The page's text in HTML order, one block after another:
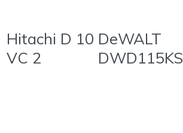
Hitachi D 10
VC 2
DeWALT
DWD115KS